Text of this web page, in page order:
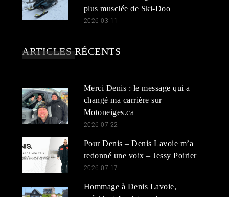
plus musclée de Ski-Doo
2026-03-11
ARTICLES RÉCENTS
Merci Denis : le message qui a
changé ma carrière sur
Motoneiges.ca
2026-07-22
Pour Denis – Denis Lavoie m’a
redonné une voix – Jessy Poirier
2026-07-17
Hommage à Denis Lavoie,